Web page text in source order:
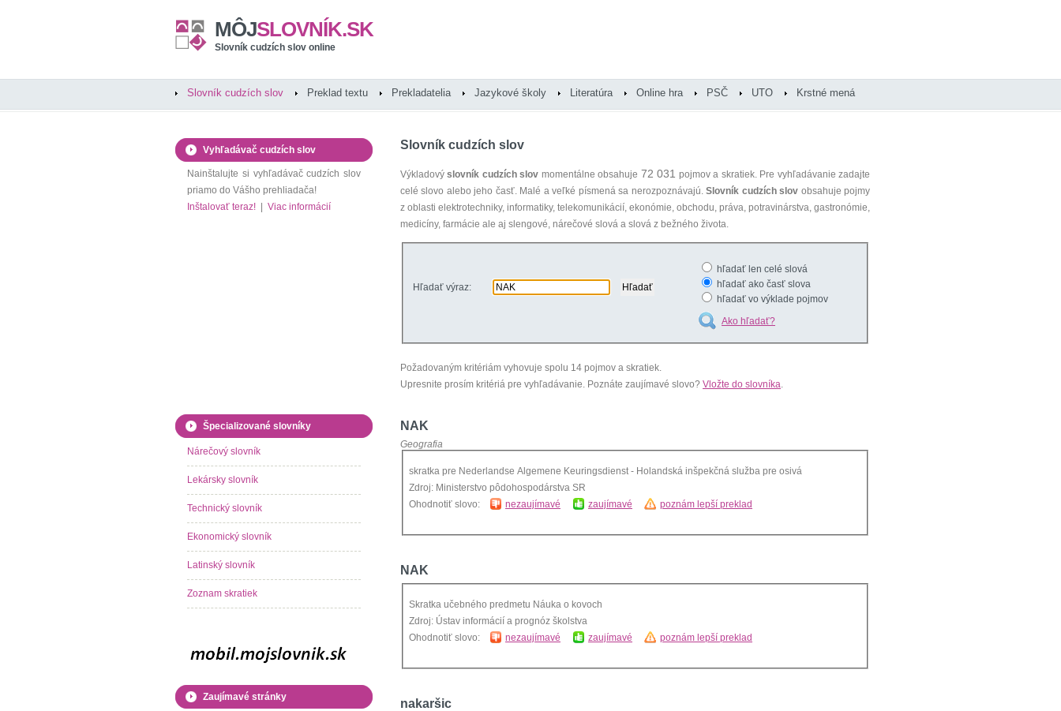
MÔJSLOVNÍK.SK
Slovník cudzích slov online
Slovník cudzích slov Preklad textu Prekladatelia Jazykové školy Literatúra Online hra PSČ UTO Krstné mená
Slovník cudzích slov
Výkladovýslovník cudzích slov momentálne obsahuje 72 031 pojmov a skratiek. Pre vyhľadávanie zadajte
celé slovo alebo jeho časť. Malé a veľké písmená sa nerozpoznávajú.Slovník cudzích slov obsahuje pojmy
z oblasti elektrotechniky, informatiky, telekomunikácií, ekonómie, obchodu, práva, potravinárstva, gastronómie,
medicíny, farmácie ale aj slengové, nárečové slová a slová z bežného života.
Hľadať výraz:
hľadať len celé slová
hľadať ako časť slova
hľadať vo výklade pojmov
Ako hľadať?
Požadovaným kritériám vyhovuje spolu 14 pojmov a skratiek.
Upresnite prosím kritériá pre vyhľadávanie. Poznáte zaujímavé slovo? Vložte do slovníka.
NAK
Geografia
skratka pre Nederlandse Algemene Keuringsdienst - Holandská inšpekčná služba pre osivá
Zdroj: Ministerstvo pôdohospodárstva SR
Ohodnotiť slovo:
nezaujímavé zaujímavé poznám lepší preklad
NAK
Skratka učebného predmetu Náuka o kovoch
Zdroj: Ústav informácií a prognóz školstva
Ohodnotiť slovo:
nezaujímavé zaujímavé poznám lepší preklad
nakaršic
Vyhľadávač cudzích slov
Nainštalujte si vyhľadávač cudzích slov
priamo do Vášho prehliadača!
Inštalovať teraz!
Viac informácií
Špecializované slovníky
Nárečový slovník
Lekársky slovník
Technický slovník
Ekonomický slovník
Latinský slovník
Zoznam skratiek
Zaujímavé stránky